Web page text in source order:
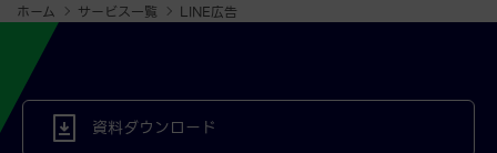
ホーム サービス一覧 LINE広告
資料ダウンロード